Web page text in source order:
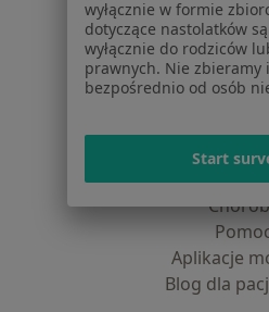
Dla
Pytania i
Usługi i
Aplikacje
Blog dla
wyłącznie w formie
dotyczące nastolatków
wyłącznie do rodziców
prawnych. Nie zbieramy
bezpośrednio od osób
Start